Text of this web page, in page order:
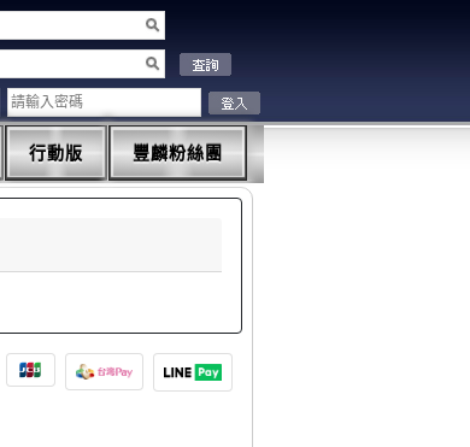
行動版 豐麟粉絲團